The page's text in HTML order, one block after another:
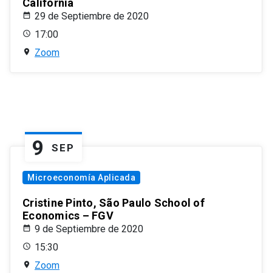
California
29 de Septiembre de 2020
17:00
Zoom
9 SEP
Microeconomía Aplicada
Cristine Pinto, São Paulo School of
Economics – FGV
9 de Septiembre de 2020
15:30
Zoom